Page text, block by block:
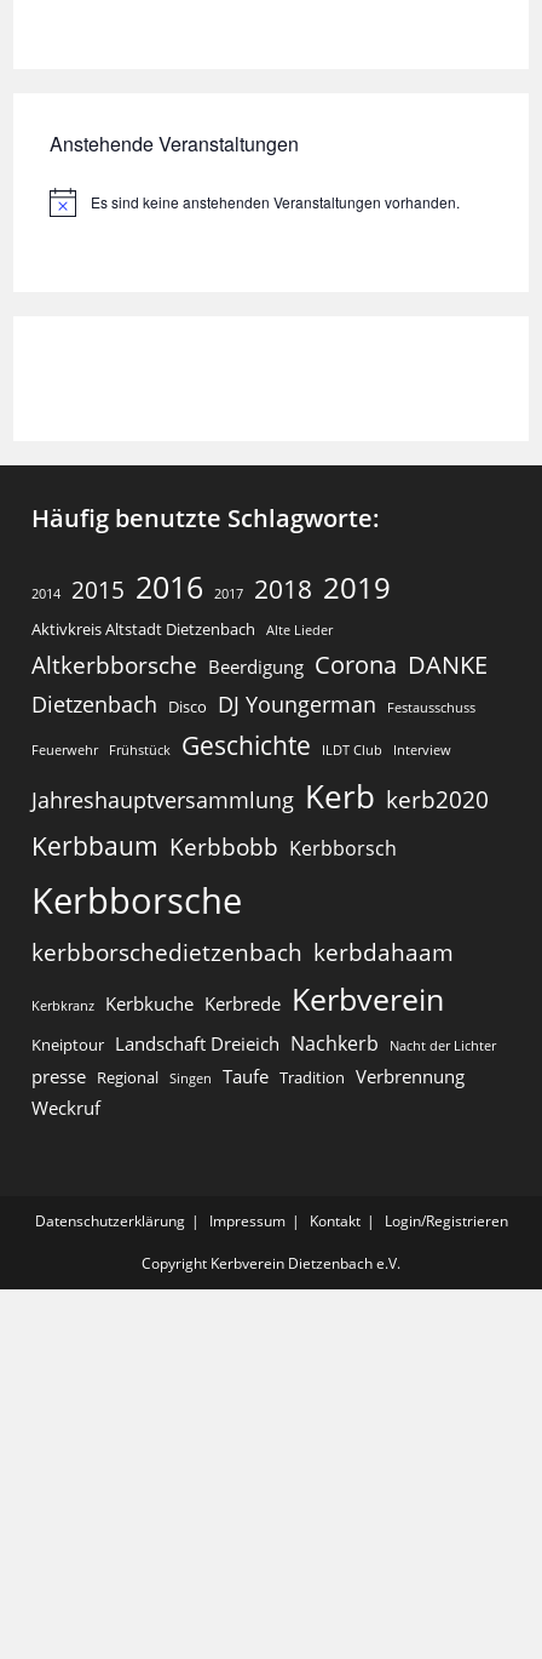
Anstehende Veranstaltungen
H
Es sind keine anstehenden Veranstaltungen vorhanden.
Häufig benutzte Schlagworte:
2014 2015 2016 2017 2018 2019
Aktivkreis Altstadt Dietzenbach Alte Lieder
Altkerbborsche Beerdigung Corona DANKE
Dietzenbach Disco DJ Youngerman Festausschuss
Feuerwehr Frühstück Geschichte ILDT Club Interview
Jahreshauptversammlung Kerb kerb2020
Kerbbaum Kerbbobb Kerbborsch
Kerbborsche
kerbborschedietzenbach kerbdahaam
Kerbkranz Kerbkuche Kerbrede Kerbverein
Kneiptour Landschaft Dreieich Nachkerb Nacht der Lichter
presse Regional Singen Taufe Tradition Verbrennung
Weckruf
Datenschutzerklärung Impressum Kontakt Login/Registrieren
Copyright Kerbverein Dietzenbach e.V.